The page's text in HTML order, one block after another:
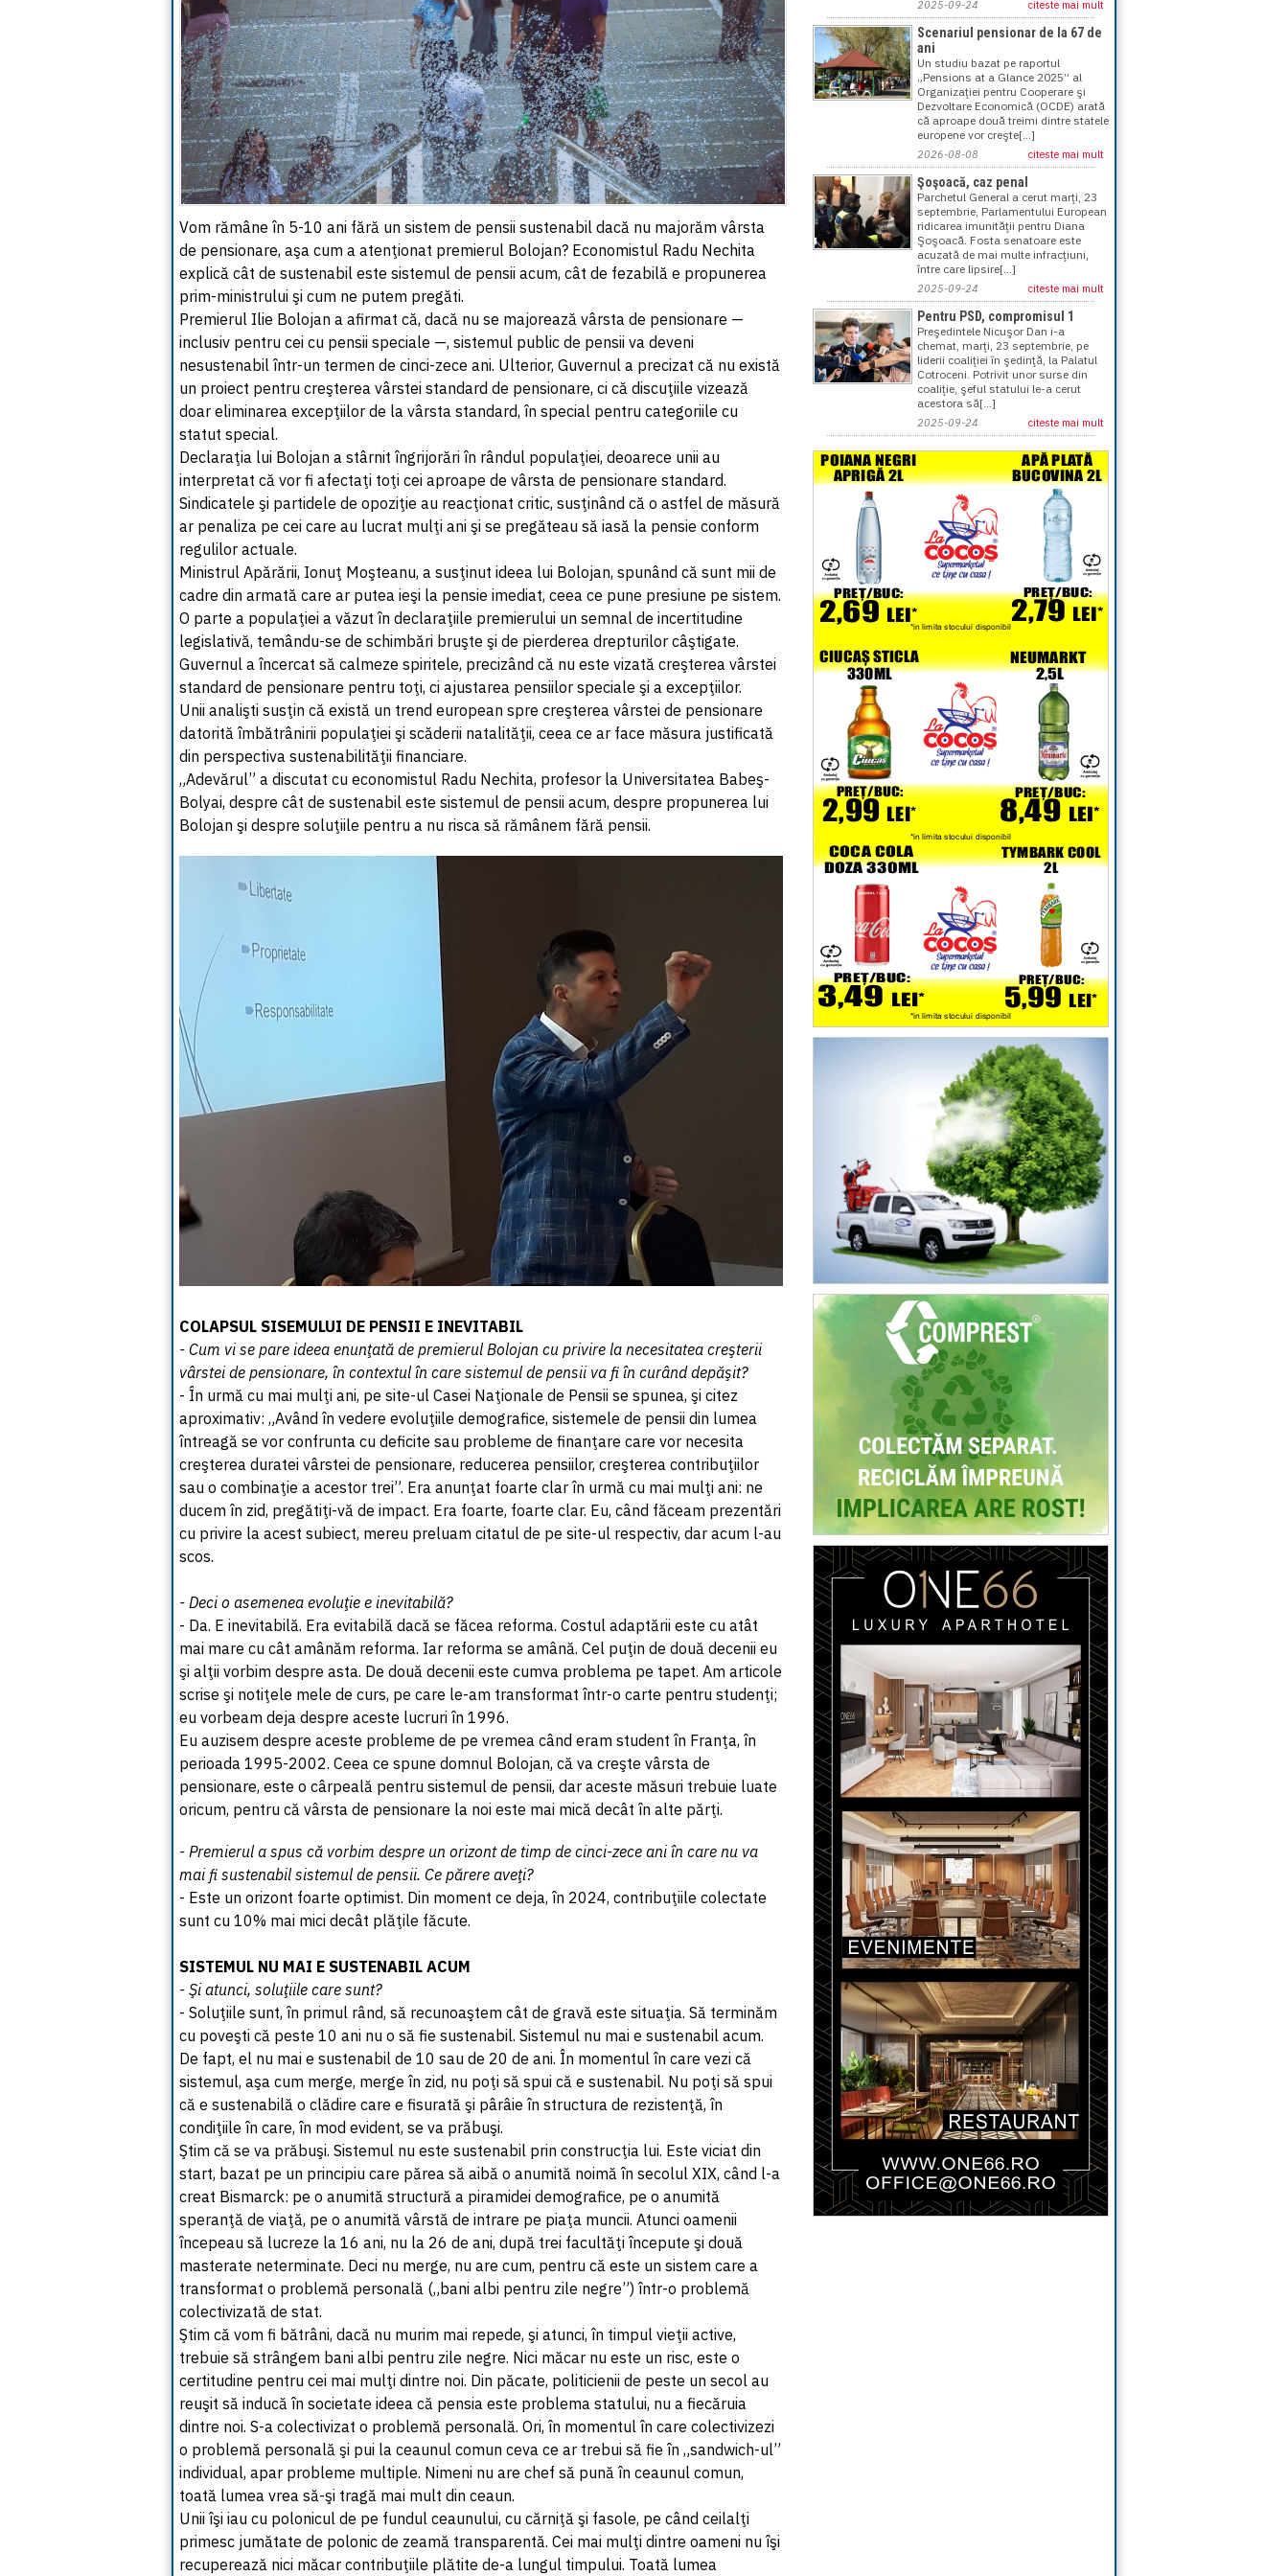
Vom rămâne în 5-10 ani fără un sistem de pensii sustenabil dacă nu majorăm vârsta
de pensionare, aşa cum a atenţionat premierul Bolojan? Economistul Radu Nechita
explică cât de sustenabil este sistemul de pensii acum, cât de fezabilă e propunerea
prim-ministrului şi cum ne putem pregăti.
Premierul Ilie Bolojan a afirmat că, dacă nu se majorează vârsta de pensionare —
inclusiv pentru cei cu pensii speciale —, sistemul public de pensii va deveni
nesustenabil într-un termen de cinci-zece ani. Ulterior, Guvernul a precizat că nu există
un proiect pentru creşterea vârstei standard de pensionare, ci că discuţiile vizează
doar eliminarea excepţiilor de la vârsta standard, în special pentru categoriile cu
statut special.
Declaraţia lui Bolojan a stârnit îngrijorări în rândul populaţiei, deoarece unii au
interpretat că vor fi afectaţi toţi cei aproape de vârsta de pensionare standard.
Sindicatele şi partidele de opoziţie au reacţionat critic, susţinând că o astfel de măsură
ar penaliza pe cei care au lucrat mulţi ani şi se pregăteau să iasă la pensie conform
regulilor actuale.
Ministrul Apărării, Ionuţ Moşteanu, a susţinut ideea lui Bolojan, spunând că sunt mii de
cadre din armată care ar putea ieşi la pensie imediat, ceea ce pune presiune pe sistem.
O parte a populaţiei a văzut în declaraţiile premierului un semnal de incertitudine
legislativă, temându-se de schimbări bruşte şi de pierderea drepturilor câştigate.
Guvernul a încercat să calmeze spiritele, precizând că nu este vizată creşterea vârstei
standard de pensionare pentru toţi, ci ajustarea pensiilor speciale şi a excepţiilor.
Unii analişti susţin că există un trend european spre creşterea vârstei de pensionare
datorită îmbătrânirii populaţiei şi scăderii natalităţii, ceea ce ar face măsura justificată
din perspectiva sustenabilităţii financiare.
„Adevărul” a discutat cu economistul Radu Nechita, profesor la Universitatea Babeş-
Bolyai, despre cât de sustenabil este sistemul de pensii acum, despre propunerea lui
Bolojan şi despre soluţiile pentru a nu risca să rămânem fără pensii.
COLAPSUL SISEMULUI DE PENSII E INEVITABIL
- Cum vi se pare ideea enunţată de premierul Bolojan cu privire la necesitatea creşterii
vârstei de pensionare, în contextul în care sistemul de pensii va fi în curând depăşit?
- În urmă cu mai mulţi ani, pe site-ul Casei Naţionale de Pensii se spunea, şi citez
aproximativ: „Având în vedere evoluţiile demografice, sistemele de pensii din lumea
întreagă se vor confrunta cu deficite sau probleme de finanţare care vor necesita
creşterea duratei vârstei de pensionare, reducerea pensiilor, creşterea contribuţiilor
sau o combinaţie a acestor trei”. Era anunţat foarte clar în urmă cu mai mulţi ani: ne
ducem în zid, pregătiţi-vă de impact. Era foarte, foarte clar. Eu, când făceam prezentări
cu privire la acest subiect, mereu preluam citatul de pe site-ul respectiv, dar acum l-au
scos.
- Deci o asemenea evoluţie e inevitabilă?
- Da. E inevitabilă. Era evitabilă dacă se făcea reforma. Costul adaptării este cu atât
mai mare cu cât amânăm reforma. Iar reforma se amână. Cel puţin de două decenii eu
şi alţii vorbim despre asta. De două decenii este cumva problema pe tapet. Am articole
scrise şi notiţele mele de curs, pe care le-am transformat într-o carte pentru studenţi;
eu vorbeam deja despre aceste lucruri în 1996.
Eu auzisem despre aceste probleme de pe vremea când eram student în Franţa, în
perioada 1995-2002. Ceea ce spune domnul Bolojan, că va creşte vârsta de
pensionare, este o cârpeală pentru sistemul de pensii, dar aceste măsuri trebuie luate
oricum, pentru că vârsta de pensionare la noi este mai mică decât în alte părţi.
- Premierul a spus că vorbim despre un orizont de timp de cinci-zece ani în care nu va
mai fi sustenabil sistemul de pensii. Ce părere aveţi?
- Este un orizont foarte optimist. Din moment ce deja, în 2024, contribuţiile colectate
sunt cu 10% mai mici decât plăţile făcute.
SISTEMUL NU MAI E SUSTENABIL ACUM
- Şi atunci, soluţiile care sunt?
- Soluţiile sunt, în primul rând, să recunoaştem cât de gravă este situaţia. Să terminăm
cu poveşti că peste 10 ani nu o să fie sustenabil. Sistemul nu mai e sustenabil acum.
De fapt, el nu mai e sustenabil de 10 sau de 20 de ani. În momentul în care vezi că
sistemul, aşa cum merge, merge în zid, nu poţi să spui că e sustenabil. Nu poţi să spui
că e sustenabilă o clădire care e fisurată şi pârâie în structura de rezistenţă, în
condiţiile în care, în mod evident, se va prăbuşi.
Ştim că se va prăbuşi. Sistemul nu este sustenabil prin construcţia lui. Este viciat din
start, bazat pe un principiu care părea să aibă o anumită noimă în secolul XIX, când l-a
creat Bismarck: pe o anumită structură a piramidei demografice, pe o anumită
speranţă de viaţă, pe o anumită vârstă de intrare pe piaţa muncii. Atunci oamenii
începeau să lucreze la 16 ani, nu la 26 de ani, după trei facultăţi începute şi două
masterate neterminate. Deci nu merge, nu are cum, pentru că este un sistem care a
transformat o problemă personală („bani albi pentru zile negre”) într-o problemă
colectivizată de stat.
Ştim că vom fi bătrâni, dacă nu murim mai repede, şi atunci, în timpul vieţii active,
trebuie să strângem bani albi pentru zile negre. Nici măcar nu este un risc, este o
certitudine pentru cei mai mulţi dintre noi. Din păcate, politicienii de peste un secol au
reuşit să inducă în societate ideea că pensia este problema statului, nu a fiecăruia
dintre noi. S-a colectivizat o problemă personală. Ori, în momentul în care colectivizezi
o problemă personală şi pui la ceaunul comun ceva ce ar trebui să fie în „sandwich-ul”
individual, apar probleme multiple. Nimeni nu are chef să pună în ceaunul comun,
toată lumea vrea să-şi tragă mai mult din ceaun.
Unii îşi iau cu polonicul de pe fundul ceaunului, cu cărniţă şi fasole, pe când ceilalţi
primesc jumătate de polonic de zeamă transparentă. Cei mai mulţi dintre oameni nu îşi
recuperează nici măcar contribuţiile plătite de-a lungul timpului. Toată lumea
2025-09-24 citeste mai mult
Scenariul pensionar de la 67 de
ani
Un studiu bazat pe raportul
„Pensions at a Glance 2025” al
Organizaţiei pentru Cooperare şi
Dezvoltare Economică (OCDE) arată
că aproape două treimi dintre statele
europene vor creşte[...]
2026-08-08 citeste mai mult
Şoşoacă, caz penal
Parchetul General a cerut marţi, 23
septembrie, Parlamentului European
ridicarea imunităţii pentru Diana
Şoşoacă. Fosta senatoare este
acuzată de mai multe infracţiuni,
între care lipsire[...]
2025-09-24 citeste mai mult
Pentru PSD, compromisul 1
Preşedintele Nicuşor Dan i-a
chemat, marţi, 23 septembrie, pe
liderii coaliţiei în şedinţă, la Palatul
Cotroceni. Potrivit unor surse din
coaliţie, şeful statului le-a cerut
acestora să[...]
2025-09-24 citeste mai mult